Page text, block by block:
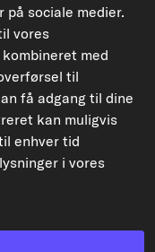
kr.
sociale medier.
vores
med
til
få adgang til dine
kan muligvis
enhver tid
i vores